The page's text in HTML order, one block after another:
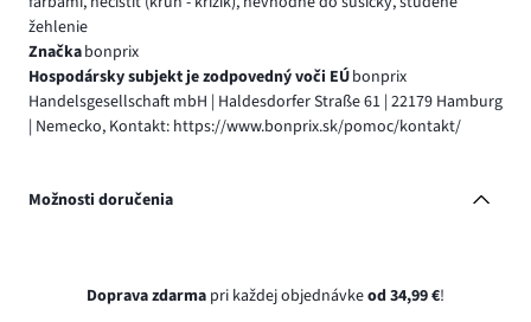
žehlenie
Značkabonprix
Hospodársky subjekt je zodpovedný voči EÚbonprix
Handelsgesellschaft mbH | Haldesdorfer Straße 61 | 22179 Hamburg
| Nemecko, Kontakt: https://www.bonprix.sk/pomoc/kontakt/
Možnosti doručenia
Doprava zdarma pri každej objednávkeod 34,99 €!